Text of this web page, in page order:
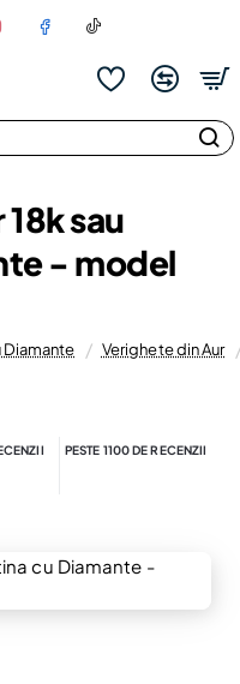
sau
- model
Diamante Verighete din Aur
PESTE 1100 DE RECENZII